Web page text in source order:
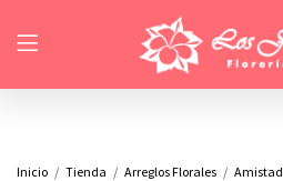
Inicio Tienda Arreglos Florales Amistad